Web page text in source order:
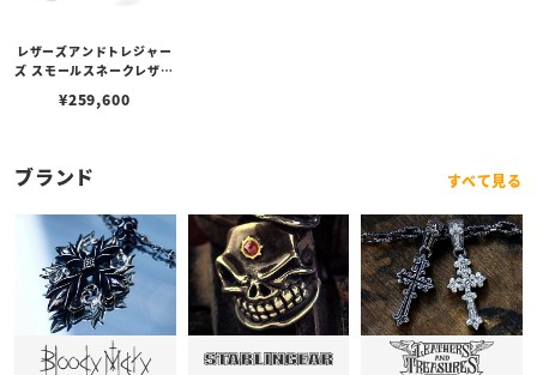
レザーズアンドトレジャー
ズ スモールスネークレザー
w/9リング
¥259,600
ブランド すべて見る